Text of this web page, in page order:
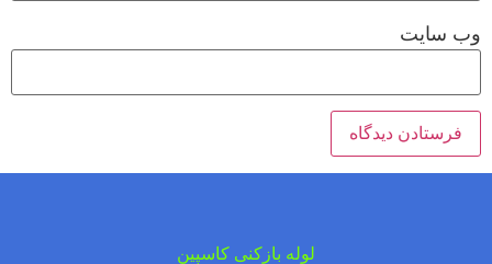
وب‌ سایت
لوله بازکنی کاسپین